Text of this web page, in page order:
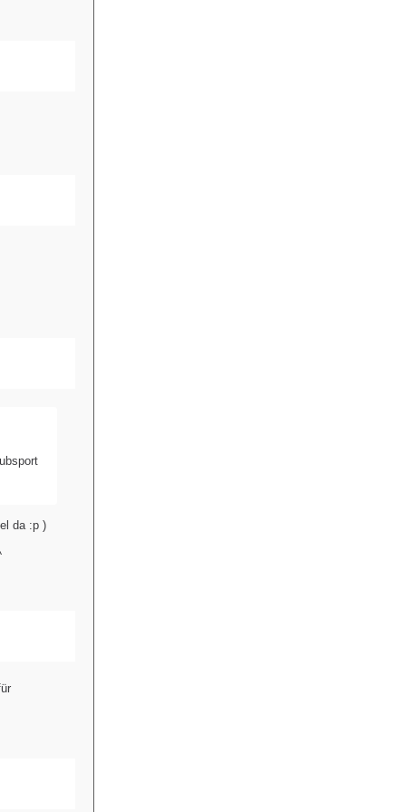
da :p )